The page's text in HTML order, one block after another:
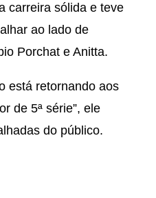
carreira sólida e teve
ao lado de
Porchat e Anitta.
está retornando aos
de 5ª série”, ele
do público.